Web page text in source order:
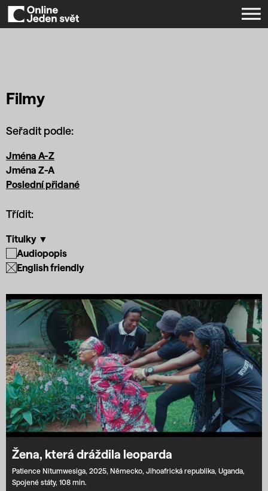
Filmy
Seřadit podle:
Jména A-Z
Jména Z-A
Poslední přidané
Třídit:
Titulky ▼
Audiopopis
English friendly
Žena, která dráždila leoparda
Patience Nitumwesiga, 2025, Německo, Jihoafrická republika, Uganda,
Spojené státy, 108 min.